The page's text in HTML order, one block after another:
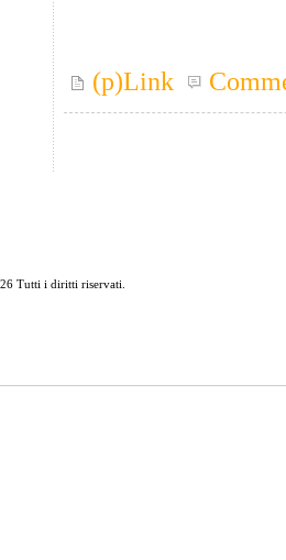
(p)Link
Tutti i diritti riservati.